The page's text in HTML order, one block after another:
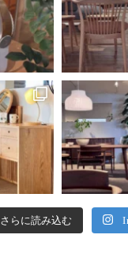
さらに読み込む